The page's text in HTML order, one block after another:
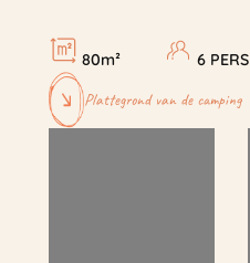
80m² 6 PERS
Plattegrond van de camping